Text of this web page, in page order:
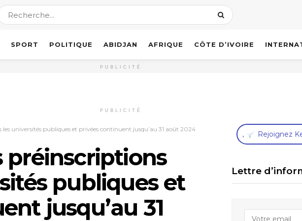
SPORT POLITIQUE ABIDJAN AFRIQUE CÔTE D’IVOIRE
PUBLICITÉ
PUBLICITÉ
universités publiques et privées continuent jusqu’au 31 août 2024
préinscriptions
publiques et
jusqu’au 31
, Rejoignez
Lettre